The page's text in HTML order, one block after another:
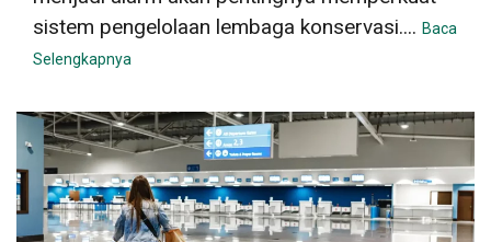
sistem pengelolaan lembaga konservasi.... Baca
Selengkapnya